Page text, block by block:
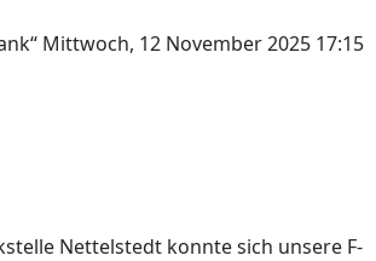
Mittwoch, 12 November 2025 17:15
Nettelstedt konnte sich unsere F-